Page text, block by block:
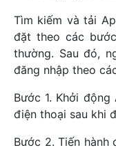
Tìm kiếm và tải
đặt theo các
thường. Sau đó,
đăng nhập theo
Bước 1. Khởi động
điện thoại sau khi
Bước 2. Tiến